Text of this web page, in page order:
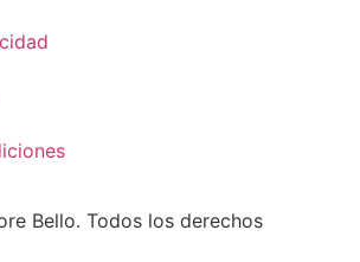
Bello. Todos los derechos